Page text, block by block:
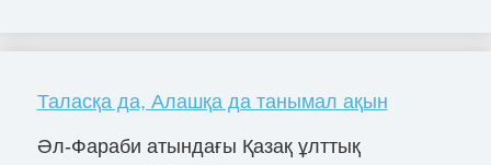
Таласқа да, Алашқа да танымал ақын
Әл-Фараби атындағы Қазақ ұлттық